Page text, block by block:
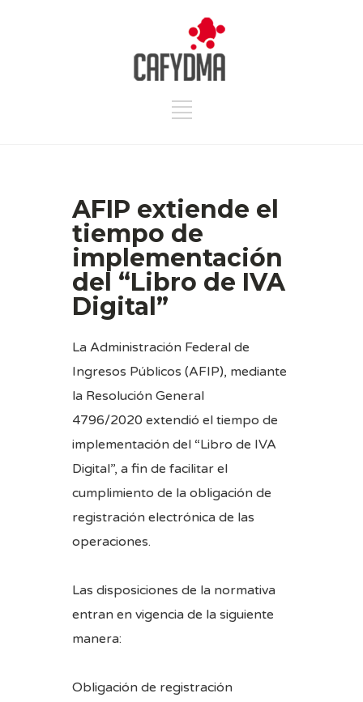
AFIP extiende el
tiempo de
implementación
del “Libro de IVA
Digital”
La Administración Federal de
Ingresos Públicos (AFIP), mediante
la Resolución General
4796/2020 extendió el tiempo de
implementación del “Libro de IVA
Digital”, a fin de facilitar el
cumplimiento de la obligación de
registración electrónica de las
operaciones.
Las disposiciones de la normativa
entran en vigencia de la siguiente
manera:
Obligación de registración